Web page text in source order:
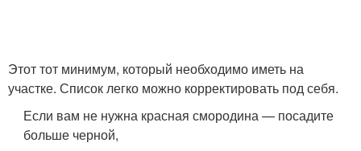
Этот тот минимум, который необходимо иметь на
участке. Список легко можно корректировать под себя.
Если вам не нужна красная смородина — посадите
больше черной,